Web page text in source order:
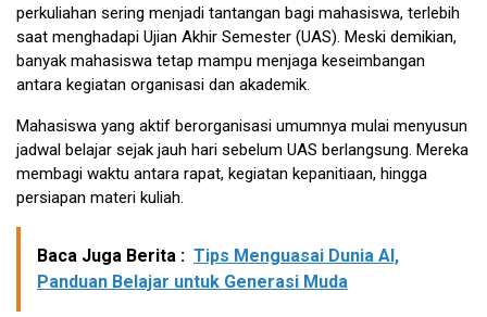
perkuliahan sering menjadi tantangan bagi mahasiswa, terlebih
saat menghadapi Ujian Akhir Semester (UAS). Meski demikian,
banyak mahasiswa tetap mampu menjaga keseimbangan
antara kegiatan organisasi dan akademik.
Mahasiswa yang aktif berorganisasi umumnya mulai menyusun
jadwal belajar sejak jauh hari sebelum UAS berlangsung. Mereka
membagi waktu antara rapat, kegiatan kepanitiaan, hingga
persiapan materi kuliah.
Baca Juga Berita : Tips Menguasai Dunia AI,
Panduan Belajar untuk Generasi Muda